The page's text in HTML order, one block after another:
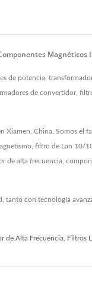
Magnéticos
de potencia,
de convertidor,
Xiamen, China. Somos
filtro de Lan
alta frecuencia,
con tecnología
de Alta Frecuencia Filtros